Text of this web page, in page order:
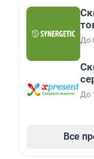
До
До
Все